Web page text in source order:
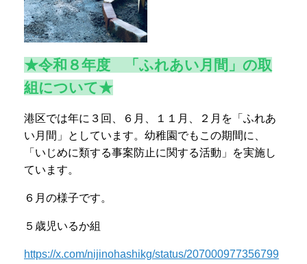
★令和８年度 「ふれあい月間」の取
組について★
港区では年に３回、６月、１１月、２月を「ふれあ
い月間」としています。幼稚園でもこの期間に、
「いじめに類する事案防止に関する活動」を実施し
ています。
６月の様子です。
５歳児いるか組
https://x.com/nijinohashikg/status/207000977356799